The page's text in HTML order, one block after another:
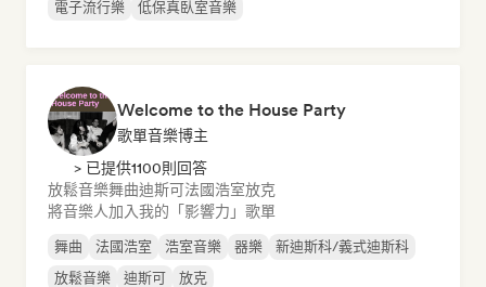
電子流行樂
低保真臥室音樂
Welcome to the House Party
歌單音樂博主
> 已提供1100則回答
放鬆音樂舞曲迪斯可法國浩室放克
將音樂人加入我的「影響力」歌單
舞曲 法國浩室 浩室音樂 器樂
新迪斯科/義式迪斯科
放鬆音樂
迪斯可 放克